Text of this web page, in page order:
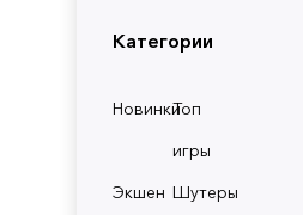
Категории
НовинкиТоп
игры
Экшен Шутеры